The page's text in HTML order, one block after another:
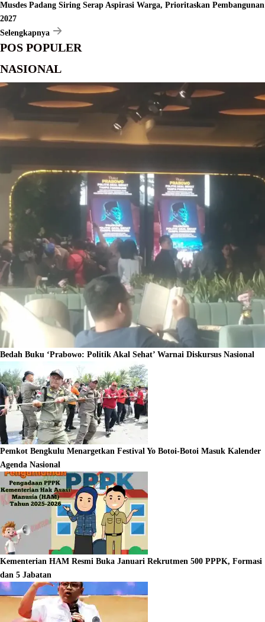
Musdes Padang Siring Serap Aspirasi Warga, Prioritaskan Pembangunan
2027
Selengkapnya
POS POPULER
NASIONAL
Bedah Buku ‘Prabowo: Politik Akal Sehat’ Warnai Diskursus Nasional
Pemkot Bengkulu Menargetkan Festival Yo Botoi-Botoi Masuk Kalender
Agenda Nasional
Kementerian HAM Resmi Buka Januari Rekrutmen 500 PPPK, Formasi
dan 5 Jabatan